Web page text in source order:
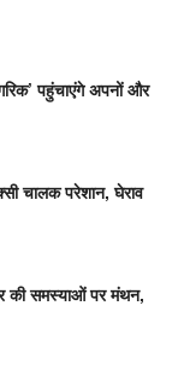
पहुंचाएंगे अपनों और
चालक परेशान, घेराव
की समस्याओं पर मंथन,